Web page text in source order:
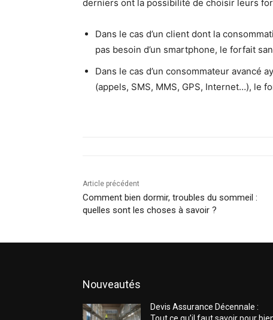
derniers ont la possibilité de choisir leurs
Dans le cas d’un client dont la
pas besoin d’un smartphone, le forfait
Dans le cas d’un consommateur avancé
(appels, SMS, MMS, GPS, Internet…), le
Article précédent
Comment bien dormir, troubles du sommeil :
quelles sont les choses à savoir ?
Nouveautés
Devis Assurance Décennale :